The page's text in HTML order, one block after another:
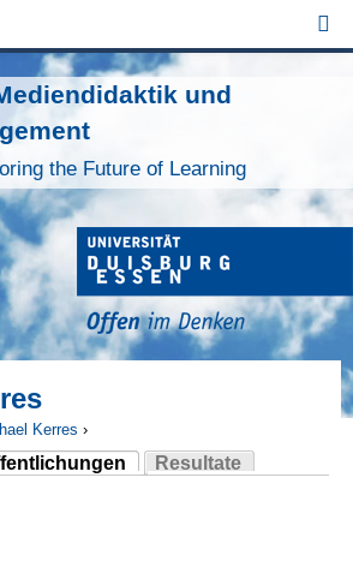
Jump to Navigation
und
the Future of Learning
Kerres ›
Reiter)
Resultate